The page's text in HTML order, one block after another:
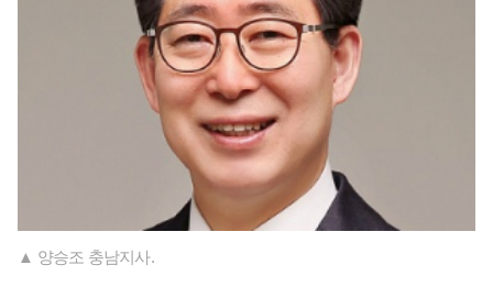
▲ 양승조 충남지사.